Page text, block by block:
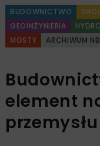
BUDOWNICTWO
GEOINŻYNIERIA
MOSTY
ARCHIWUM
element
przemysłu